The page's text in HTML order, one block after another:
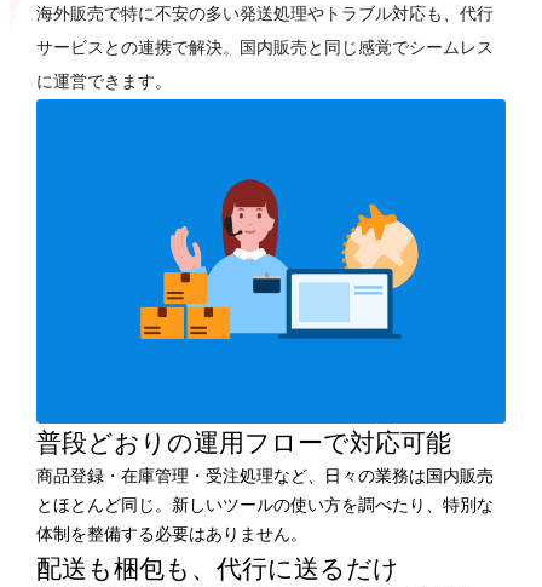
海外販売で特に不安の多い発送処理やトラブル対応も、代行
サービスとの連携で解決。国内販売と同じ感覚でシームレス
に運営できます。
普段どおりの運用フローで対応可能
商品登録・在庫管理・受注処理など、日々の業務は国内販売
とほとんど同じ。新しいツールの使い方を調べたり、特別な
体制を整備する必要はありません。
配送も梱包も、代行に送るだけ